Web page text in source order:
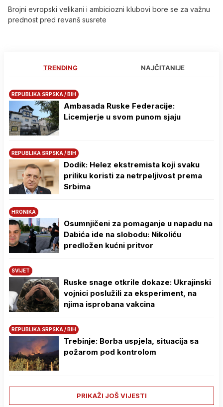
Brojni evropski velikani i ambiciozni klubovi bore se za važnu
prednost pred revanš susrete
TRENDING NAJČITANIJE
REPUBLIKA SRPSKA / BIH
Ambasada Ruske Federacije:
Licemjerje u svom punom sjaju
REPUBLIKA SRPSKA / BIH
Dodik: Helez ekstremista koji svaku
priliku koristi za netrpeljivost prema
Srbima
HRONIKA
Osumnjičeni za pomaganje u napadu na
Dabića ide na slobodu: Nikoliću
predložen kućni pritvor
SVIJET
Ruske snage otkrile dokaze: Ukrajinski
vojnici poslužili za eksperiment, na
njima isprobana vakcina
REPUBLIKA SRPSKA / BIH
Trebinje: Borba uspjela, situacija sa
požarom pod kontrolom
PRIKAŽI JOŠ VIJESTI